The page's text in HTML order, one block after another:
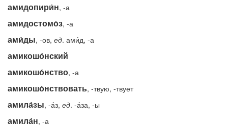
амидопири́н, -а
амидостомо́з, -а
ами́ды, -ов, ед. ами́д, -а
амикошо́нский
амикошо́нство, -а
амикошо́нствовать, -твую, -твует
амила́зы, -а́з, ед. -а́за, -ы
амила́н, -а